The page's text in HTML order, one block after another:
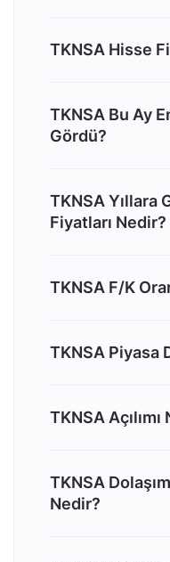
TKNSA Hisse
TKNSA Bu Ay
Gördü?
TKNSA Yıllara
Fiyatları Nedir?
TKNSA F/K
TKNSA Piyasa
TKNSA Açılımı
TKNSA
Nedir?